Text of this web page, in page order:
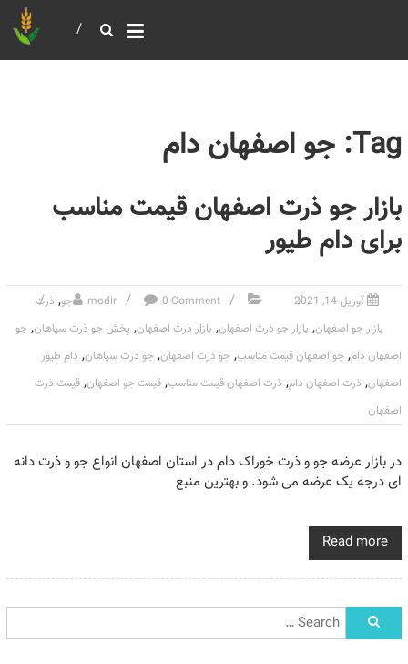
Tag: جو اصفهان دام
بازار جو ذرت اصفهان قیمت مناسب
برای دام طیور
آوریل 14, 2021 modir 0 Comment جو, ذرت
بازار جو اصفهان, بازار جو ذرت اصفهان, بازار ذرت اصفهان, پخش جو ذرت سپاهان, جو
اصفهان دام, جو اصفهان قیمت مناسب, جو ذرت اصفهان, جو ذرت سپاهان, دام طیور
اصفهان, ذرت اصفهان دام, ذرت اصفهان قیمت مناسب, قیمت جو اصفهان, قیمت ذرت
اصفهان
در بازار عرضه جو و ذرت خوراک دام در استان اصفهان انواع جو و ذرت دانه
ای درجه یک عرضه می شود. و بهترین منبع
Read more